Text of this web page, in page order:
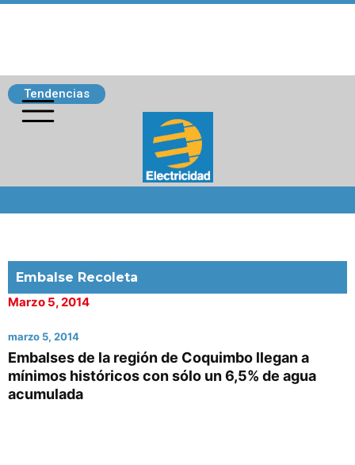
Tendencias
Embalse Recoleta
Marzo 5, 2014
marzo 5, 2014
Embalses de la región de Coquimbo llegan a
mínimos históricos con sólo un 6,5% de agua
acumulada